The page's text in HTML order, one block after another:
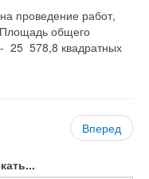
проведение работ,
общего
25 578,8 квадратных
Вперед